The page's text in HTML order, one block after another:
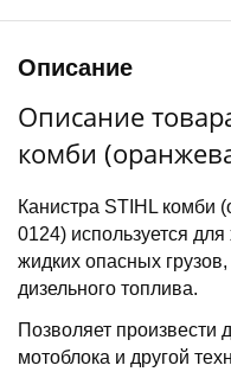
Описание
Описание
комби
Канистра STIHL комби
0124) используется
жидких опасных
дизельного топлива.
Позволяет произвести
мотоблока и другой